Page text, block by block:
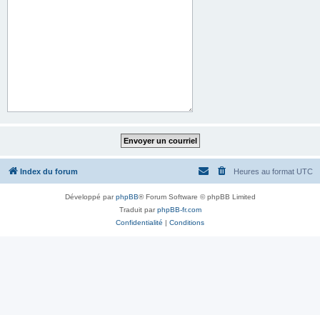
Index du forum Heures au format UTC
Développé parphpBB® Forum Software © phpBB Limited
Traduit parphpBB-fr.com
Confidentialité | Conditions